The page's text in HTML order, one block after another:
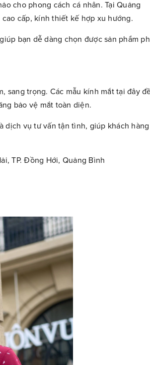
cho phong cách cá nhân. Tại Quảng
cấp, kính thiết kế hợp xu hướng.
bạn dễ dàng chọn được sản phẩm
sang trọng. Các mẫu kính mắt tại đây
bảo vệ mắt toàn diện.
dịch vụ tư vấn tận tình, giúp khách hàng
TP. Đồng Hới, Quảng Bình